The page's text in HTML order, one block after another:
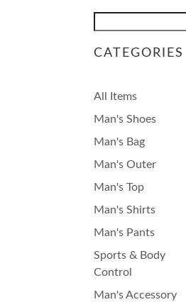
CATEGORIES
All Items
Man's Shoes
Man's Bag
Man's Outer
Man's Top
Man's Shirts
Man's Pants
Sports & Body
Control
Man's Accessory